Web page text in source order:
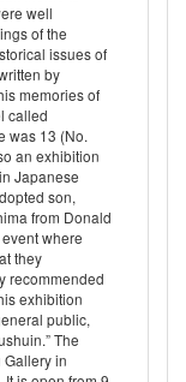
well
of the
issues of
by
memories of
called
was 13 (No.
an exhibition
Japanese
son,
from Donald
where
they
recommended
exhibition
public,
The
in